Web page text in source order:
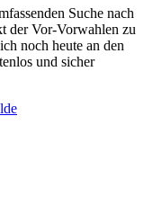
Suche nach
der Vor-Vorwahlen zu
noch heute an den
und sicher